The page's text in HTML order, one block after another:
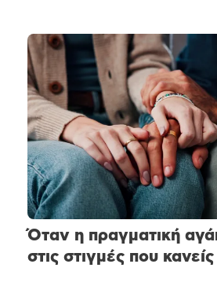
Όταν η πραγματική
στις στιγμές που